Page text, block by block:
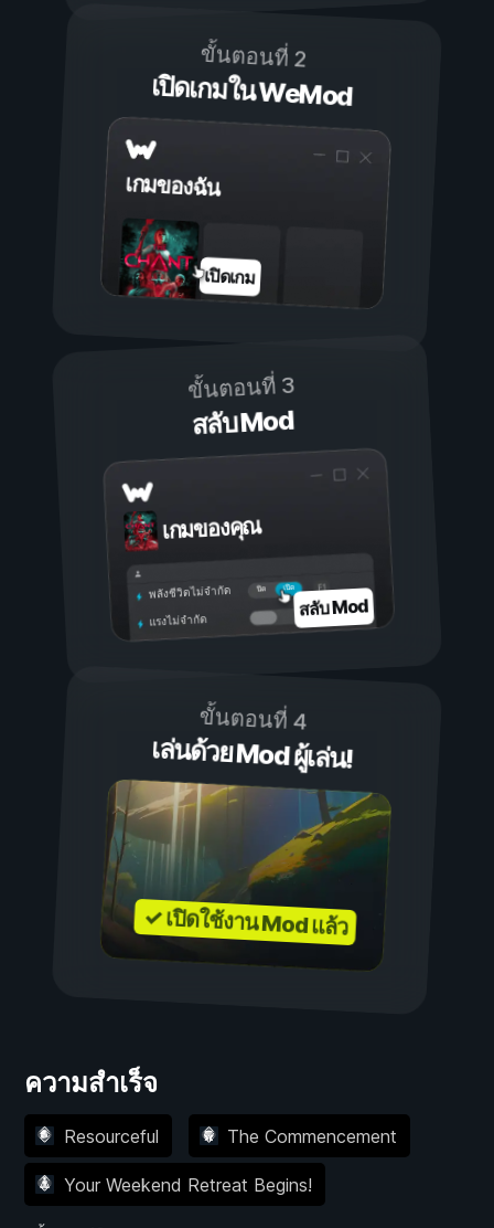
ขั้นตอนที่ 2
เปิดเกมใน WeMod
เกมของฉัน
เปิดเกม
ขั้นตอนที่ 3
สลับ Mod
เกมของคุณ
เปิด
ปิด
พลังชีวิตไม่จำกัด
แรงไม่จำกัด สลับ Mod
ขั้นตอนที่ 4
เล่นด้วย Mod ผู้เล่น!
✓ เปิดใช้งาน Mod แล้ว
ความสำเร็จ
Resourceful The Commencement
Your Weekend Retreat Begins!